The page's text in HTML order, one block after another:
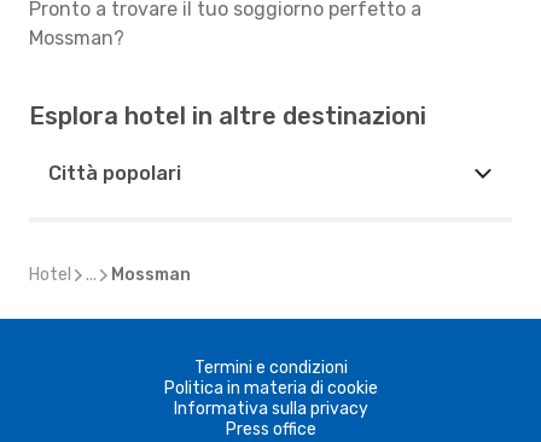
Pronto a trovare il tuo soggiorno perfetto a
Mossman?
Esplora hotel in altre destinazioni
Città popolari
Hotel ... Mossman
Termini e condizioni
Politica in materia di cookie
Informativa sulla privacy
Press office